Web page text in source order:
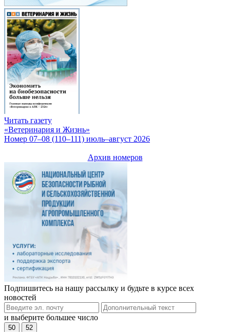
Читать газету
«Ветеринария и Жизнь»
Номер 07–08 (110–111) июль–август 2026
Архив номеров
Подпишитесь на нашу рассылку и будьте в курсе всех
новостей
и выберите большее число
50 52